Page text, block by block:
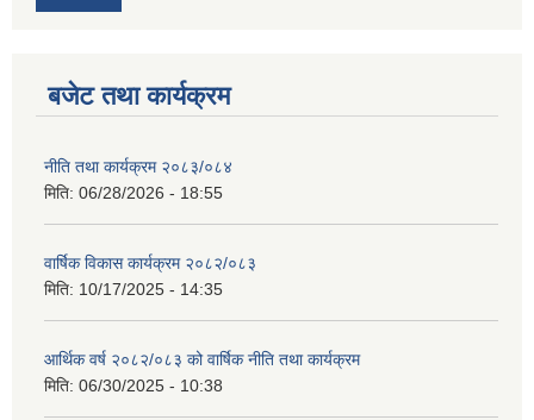
बजेट तथा कार्यक्रम
नीति तथा कार्यक्रम २०८३/०८४
मिति: 06/28/2026 - 18:55
वार्षिक विकास कार्यक्रम २०८२/०८३
मिति: 10/17/2025 - 14:35
आर्थिक वर्ष २०८२/०८३ को वार्षिक नीति तथा कार्यक्रम
मिति: 06/30/2025 - 10:38